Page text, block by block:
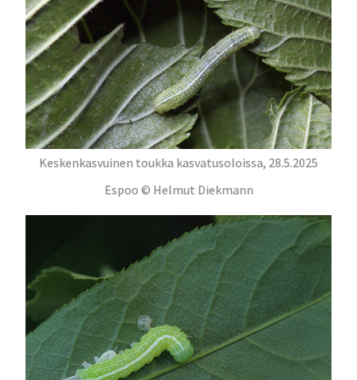
Keskenkasvuinen toukka kasvatusoloissa, 28.5.2025
Espoo © Helmut Diekmann